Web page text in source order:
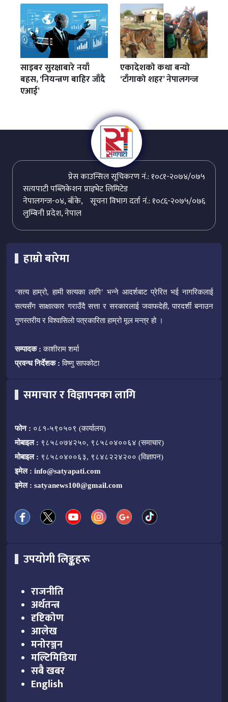
साइबर सुरक्षाबारे नयाँ
बहस, ‘नियन्त्रण बाहिर जाँदै
एआई’
एकादेशको कथा बन्यो
‘टाँगाको शहर’ नेपालगन्ज
प्रेस काउन्सिल सूचिकरण नं.: १०८१-२०७४/०७५
सत्यपाटी पब्लिकेशन प्राइभेट लिमिटेड
सूचना विभाग दर्ता नं.: १०८६-२०७५/०७६
नेपालगन्ज-०४, बाँके,
लुम्बिनी प्रदेश, नेपाल
हाम्रो बारेमा
‘सत्य हाम्रो, हामी सत्यका लागि’ भन्ने आदर्शबाट प्रेरित भई नागरिकलाई
सत्यसँग साक्षात्कार गराउँदै सत्ता र सरकारलाई जवाफदेही, पारदर्शी बनाउन
गुणस्तरीय र विश्वासिलो पत्रकारिता हाम्रो मूल मन्त्र हो ।
सम्पादक : काशीराम शर्मा
प्रवन्ध निर्देशक : विष्णु सापकोटा
समाचार र विज्ञापनका लागि
फोन : ०८१-५९०५०९ (कार्यालय)
मोबाइल : ९८५८०७४२५०, ९८५८०४००६४ (समाचार)
मोबाइल : ९८५८०४००६३, ९८४८२२४२०० (विज्ञापन)
इमेल : info@satyapati.com
इमेल : satyanews100@gmail.com
उपयोगी लिङ्कहरू
राजनीति
अर्थतन्त्र
दृष्टिकोण
आलेख
मनोरञ्जन
मल्टिमिडिया
सबै खबर
English